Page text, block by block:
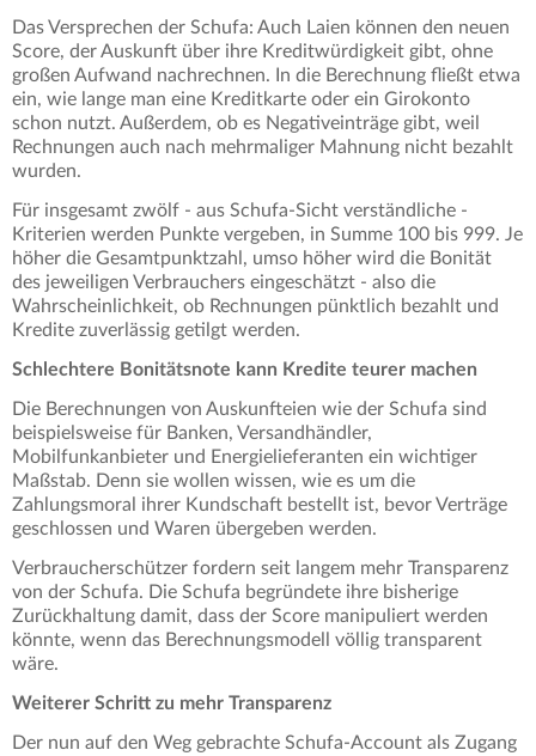
Das Versprechen der Schufa: Auch Laien können den neuen
Score, der Auskunft über ihre Kreditwürdigkeit gibt, ohne
großen Aufwand nachrechnen. In die Berechnung fließt etwa
ein, wie lange man eine Kreditkarte oder ein Girokonto
schon nutzt. Außerdem, ob es Negativeinträge gibt, weil
Rechnungen auch nach mehrmaliger Mahnung nicht bezahlt
wurden.
Für insgesamt zwölf - aus Schufa-Sicht verständliche -
Kriterien werden Punkte vergeben, in Summe 100 bis 999. Je
höher die Gesamtpunktzahl, umso höher wird die Bonität
des jeweiligen Verbrauchers eingeschätzt - also die
Wahrscheinlichkeit, ob Rechnungen pünktlich bezahlt und
Kredite zuverlässig getilgt werden.
Schlechtere Bonitätsnote kann Kredite teurer machen
Die Berechnungen von Auskunfteien wie der Schufa sind
beispielsweise für Banken, Versandhändler,
Mobilfunkanbieter und Energielieferanten ein wichtiger
Maßstab. Denn sie wollen wissen, wie es um die
Zahlungsmoral ihrer Kundschaft bestellt ist, bevor Verträge
geschlossen und Waren übergeben werden.
Verbraucherschützer fordern seit langem mehr Transparenz
von der Schufa. Die Schufa begründete ihre bisherige
Zurückhaltung damit, dass der Score manipuliert werden
könnte, wenn das Berechnungsmodell völlig transparent
wäre.
Weiterer Schritt zu mehr Transparenz
Der nun auf den Weg gebrachte Schufa-Account als Zugang